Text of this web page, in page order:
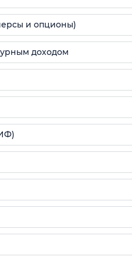
и опционы)
доходом